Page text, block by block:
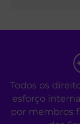
Todos os
esforço
por membros